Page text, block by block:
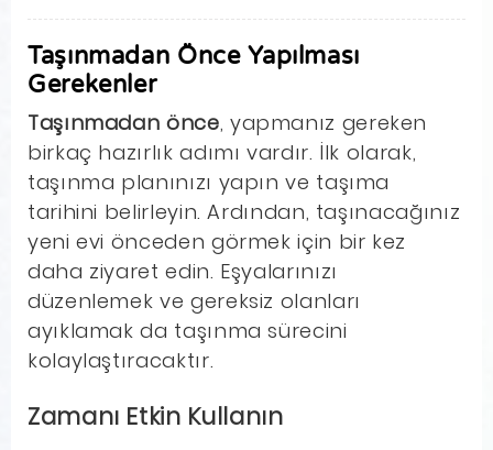
Taşınmadan Önce Yapılması
Gerekenler
Taşınmadan önce, yapmanız gereken
birkaç hazırlık adımı vardır. İlk olarak,
taşınma planınızı yapın ve taşıma
tarihini belirleyin. Ardından, taşınacağınız
yeni evi önceden görmek için bir kez
daha ziyaret edin. Eşyalarınızı
düzenlemek ve gereksiz olanları
ayıklamak da taşınma sürecini
kolaylaştıracaktır.
Zamanı Etkin Kullanın